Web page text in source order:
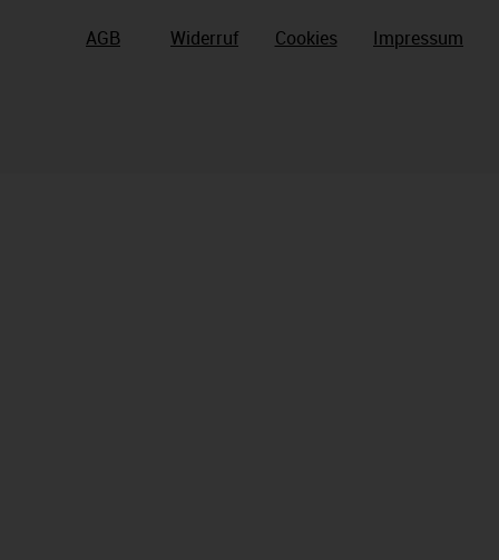
AGB Widerruf Cookies Impressum